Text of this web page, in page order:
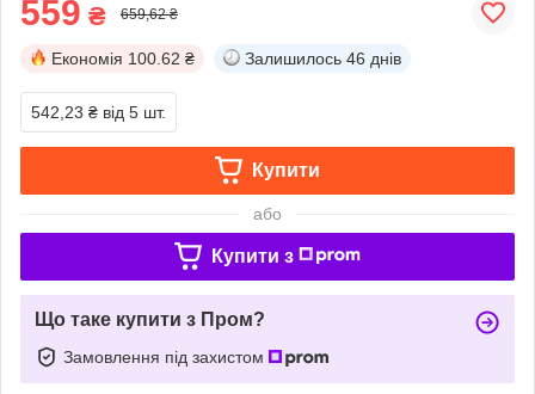
559 ₴ 659,62 ₴
Економія 100.62 ₴ Залишилось 46 днів
542,23 ₴ від 5 шт.
Купити
або
Купити з
Що таке купити з Пром?
Замовлення під захистом